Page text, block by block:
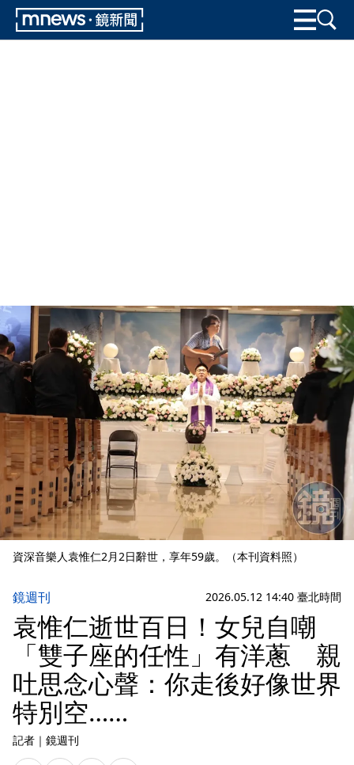
資深音樂人袁惟仁2月2日辭世，享年59歲。（本刊資料照）
鏡週刊 2026.05.12 14:40 臺北時間
袁惟仁逝世百日！女兒自嘲
「雙子座的任性」有洋蔥 親
吐思念心聲：你走後好像世界
特別空……
記者 ｜ 鏡週刊